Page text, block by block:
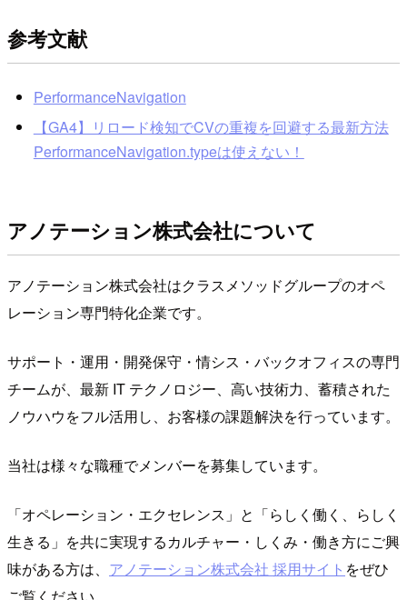
参考文献
PerformanceNavigation
【GA4】リロード検知でCVの重複を回避する最新方法
PerformanceNavigation.typeは使えない！
アノテーション株式会社について
アノテーション株式会社はクラスメソッドグループのオペ
レーション専門特化企業です。
サポート・運用・開発保守・情シス・バックオフィスの専門
チームが、最新 IT テクノロジー、高い技術力、蓄積された
ノウハウをフル活用し、お客様の課題解決を行っています。
当社は様々な職種でメンバーを募集しています。
「オペレーション・エクセレンス」と「らしく働く、らしく
生きる」を共に実現するカルチャー・しくみ・働き方にご興
味がある方は、 アノテーション株式会社 採用サイト をぜひ